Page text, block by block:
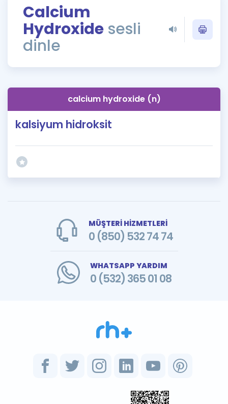
ÖSYM Sınav Takvimi
Kampanyalar
Blog
Calcium
Hydroxide sesli
dinle
calcium hydroxide (n)
kalsiyum hidroksit
MÜŞTERİ HİZMETLERİ
0 (850) 532 74 74
WHATSAPP YARDIM
0 (532) 365 01 08